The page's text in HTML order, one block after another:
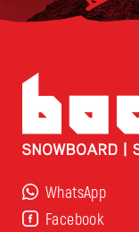
WhatsApp
Facebook